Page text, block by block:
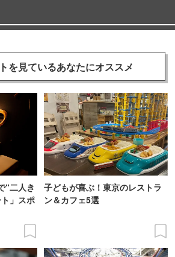
を見ているあなたにオススメ
“二人き
」スポ
子どもが喜ぶ！東京のレストラ
ン＆カフェ5選